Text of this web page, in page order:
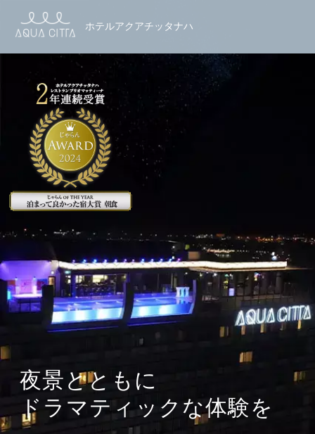
ホテルアクアチッタナハ
日常を離れ、
心ほぐれるひとときを
那覇の街を見下ろす
シースループールで過ごす
贅沢な時間
Enjoy a luxurious experience in the glass-
夜景とともに
ドラマティックな体験を
心まで満たす、
地中海の朝市を
テーマにした自慢の朝食
慶良間諸島への玄関口
泊ふ頭旅客ターミナル
徒歩2分
Only a 2-minute walk to Tomari Port